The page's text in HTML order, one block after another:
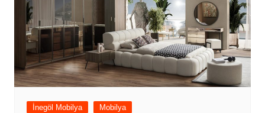
İnegöl Mobilya Mobilya